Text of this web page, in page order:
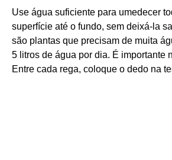
Use água suficiente para umedecer
superfície até o fundo, sem deixá-la
são plantas que precisam de muita
5 litros de água por dia. É importante
Entre cada rega, coloque o dedo na